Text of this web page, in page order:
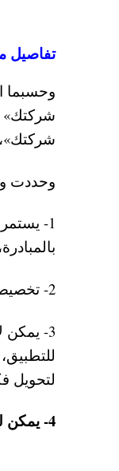
تفاصيل
وحسبما
شركتك»
وحددت
1-
2- تخصيص شباك لـ«فكرتك شركتك» في فروع مركز خدمة المستثمرين، للرد على آي استفسارات.
3-
لتحويل
4- يمكن للفرق التقديم علي الانترنت من خلال ملء هذه الاستمارة الإلكترونية على الرابط التالي.